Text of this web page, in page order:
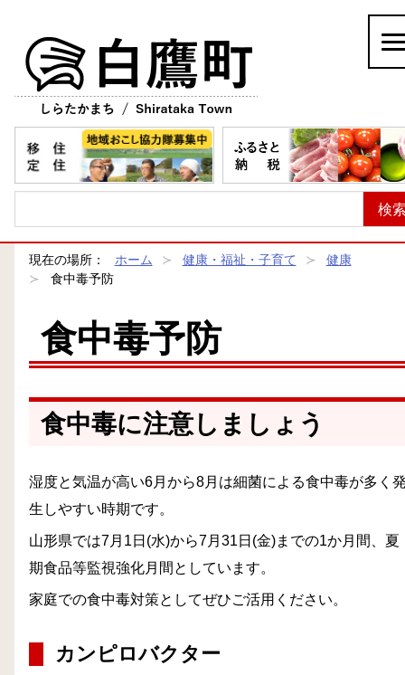
現在の場所： ホーム 健康・福祉・子育て
健康
食中毒予防
食中毒予防
食中毒に注意しましょう
湿度と気温が高い6月から8月は細菌による食中毒が多く
生しやすい時期です。
山形県では7月1日(水)から7月31日(金)までの1か月間、夏
期食品等監視強化月間としています。
家庭での食中毒対策としてぜひご活用ください。
カンピロバクター